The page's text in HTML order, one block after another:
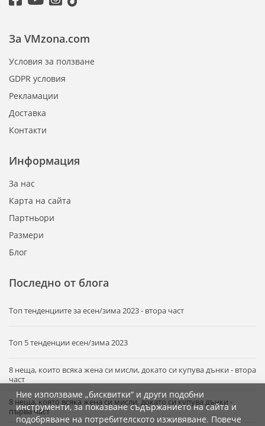
Ние използваме „бисквитки“ и други подобни
инструменти, за показване съдържанието на сайта и
подобряване на потребителското изживяване. Повече
Информация
За нас
Карта на сайта
Партньори
Размери
Блог
За VMzona.com
Условия за ползване
GDPR условия
Рекламации
Доставка
Контакти
Последно от блога
Tоп тенденциите за есен/зима 2023 - втора част
Топ 5 тенденции есен/зима 2023
8 неща, които всяка жена си мисли, докато си купува дънки - втора
част
8 неща, която всяка жена си мисли, докато си купува дънки -
първа част